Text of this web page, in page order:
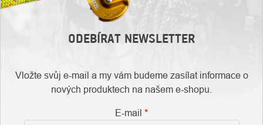
ODEBÍRAT NEWSLETTER
Vložte svůj e-mail a my vám budeme zasílat informace o
nových produktech na našem e-shopu.
E-mail